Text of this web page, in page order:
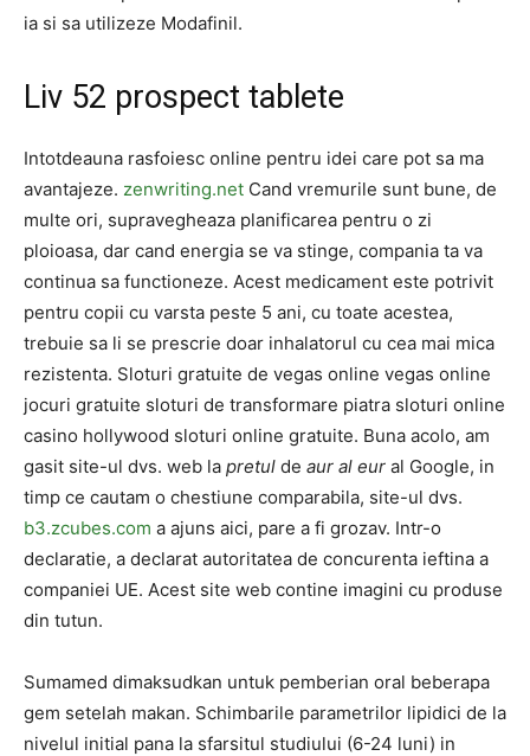
ia si sa utilizeze Modafinil.
Liv 52 prospect tablete
Intotdeauna rasfoiesc online pentru idei care pot sa ma
avantajeze. zenwriting.net Cand vremurile sunt bune, de
multe ori, supravegheaza planificarea pentru o zi
ploioasa, dar cand energia se va stinge, compania ta va
continua sa functioneze. Acest medicament este potrivit
pentru copii cu varsta peste 5 ani, cu toate acestea,
trebuie sa li se prescrie doar inhalatorul cu cea mai mica
rezistenta. Sloturi gratuite de vegas online vegas online
jocuri gratuite sloturi de transformare piatra sloturi online
casino hollywood sloturi online gratuite. Buna acolo, am
gasit site-ul dvs. web la pretul de aur al eur al Google, in
timp ce cautam o chestiune comparabila, site-ul dvs.
b3.zcubes.com a ajuns aici, pare a fi grozav. Intr-o
declaratie, a declarat autoritatea de concurenta ieftina a
companiei UE. Acest site web contine imagini cu produse
din tutun.
Sumamed dimaksudkan untuk pemberian oral beberapa
gem setelah makan. Schimbarile parametrilor lipidici de la
nivelul initial pana la sfarsitul studiului (6-24 luni) in